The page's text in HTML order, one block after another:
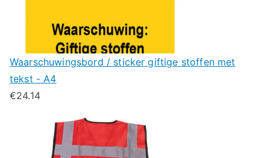
Waarschuwingsbord / sticker giftige stoffen met
tekst - A4
€24.14